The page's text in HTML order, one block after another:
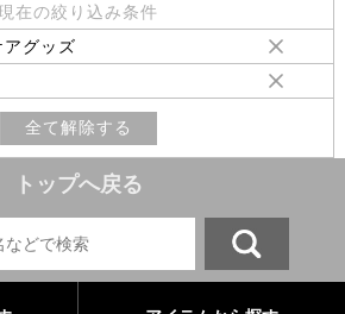
在の絞り込み条件
グッズ
全て解除する
トップへ戻る